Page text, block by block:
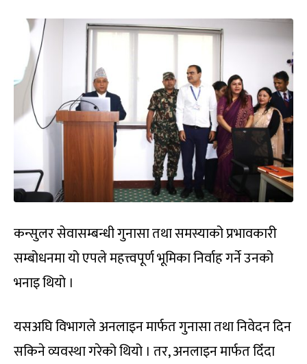
कन्सुलर सेवासम्बन्धी गुनासा तथा समस्याको प्रभावकारी
सम्बोधनमा यो एपले महत्त्वपूर्ण भूमिका निर्वाह गर्ने उनको
भनाइ थियो ।
यसअघि विभागले अनलाइन मार्फत गुनासा तथा निवेदन दिन
सकिने व्यवस्था गरेको थियो । तर, अनलाइन मार्फत दिँदा